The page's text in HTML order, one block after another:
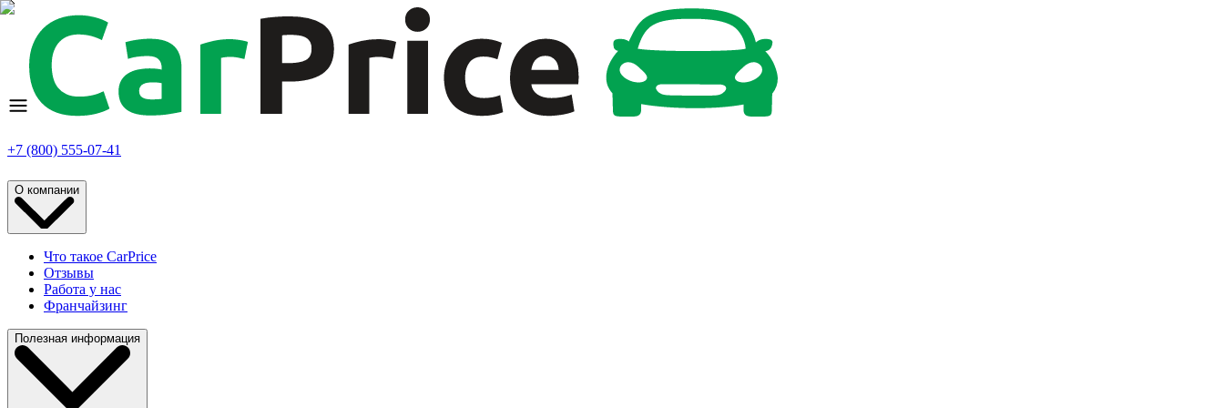
+7 (800) 555-07-41
О компании
Что такое CarPrice
Отзывы
Работа у нас
Франчайзинг
Полезная информация